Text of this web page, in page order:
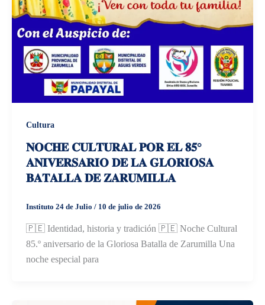
Cultura
𝐍𝐎𝐂𝐇𝐄 𝐂𝐔𝐋𝐓𝐔𝐑𝐀𝐋 𝐏𝐎𝐑 𝐄𝐋 𝟖𝟓°
𝐀𝐍𝐈𝐕𝐄𝐑𝐒𝐀𝐑𝐈𝐎 𝐃𝐄 𝐋𝐀 𝐆𝐋𝐎𝐑𝐈𝐎𝐒𝐀
𝐁𝐀𝐓𝐀𝐋𝐋𝐀 𝐃𝐄 𝐙𝐀𝐑𝐔𝐌𝐈𝐋𝐋𝐀
Instituto 24 de Julio / 10 de julio de 2026
🇵🇪 Identidad, historia y tradición 🇵🇪 Noche Cultural
85.º aniversario de la Gloriosa Batalla de Zarumilla Una
noche especial para